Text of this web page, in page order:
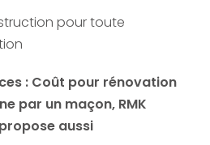
pour toute
: Coût pour rénovation
par un maçon, RMK
aussi